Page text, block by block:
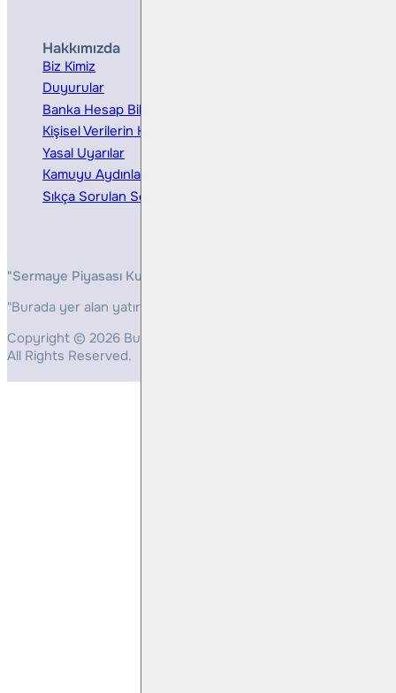
Hakkımızda
Biz Kimiz
Duyurular
Banka Hesap Bilgileri
Kişisel Verilerin Korunması
Yasal Uyarılar
Kamuyu Aydınlatma
Sıkça Sorulan Sorular
"Sermaye Piyasası Kurulunun, Yatırım Hizmetleri ve
"Burada yer alan yatırım bilgi, yorum ve tavsiyeleri yatırım
Copyright © 2026 Bulls Yatırım Menkul Değerler
All Rights Reserved.